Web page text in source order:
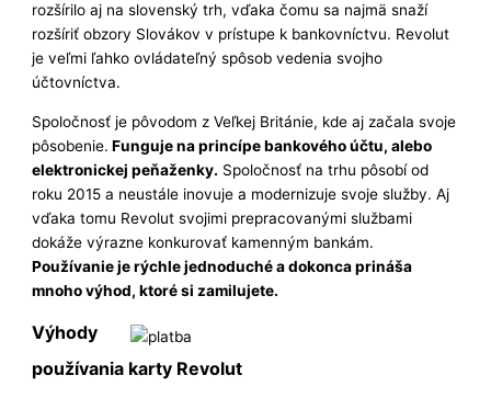
rozšírilo aj na slovenský trh, vďaka čomu sa najmä snaží
rozšíriť obzory Slovákov v prístupe k bankovníctvu. Revolut
je veľmi ľahko ovládateľný spôsob vedenia svojho
účtovníctva.
Spoločnosť je pôvodom z Veľkej Británie, kde aj začala svoje
pôsobenie. Funguje na princípe bankového účtu, alebo
elektronickej peňaženky. Spoločnosť na trhu pôsobí od
roku 2015 a neustále inovuje a modernizuje svoje služby. Aj
vďaka tomu Revolut svojimi prepracovanými službami
dokáže výrazne konkurovať kamenným bankám.
Používanie je rýchle jednoduché a dokonca prináša
mnoho výhod, ktoré si zamilujete.
Výhody
používania karty Revolut